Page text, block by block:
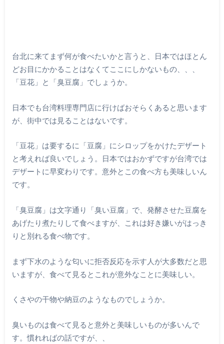
台北に来てまず何が食べたいかと言うと、日本ではほとん
どお目にかかることはなくてここにしかないもの、、、
「豆花」と「臭豆腐」でしょうか。
日本でも台湾料理専門店に行けばおそらくあると思います
が、街中では見ることはないです。
「豆花」は要するに「豆腐」にシロップをかけたデザート
と考えれば良いでしょう。日本ではおかずですが台湾では
デザートに早変わりです。意外とこの食べ方も美味しいん
です。
「臭豆腐」は文字通り「臭い豆腐」で、発酵させた豆腐を
あげたり煮たりして食べますが、これは好き嫌いがはっき
りと別れる食べ物です。
まず下水のような匂いに拒否反応を示す人が大多数だと思
いますが、食べて見るとこれが意外なことに美味しい。
くさやの干物や納豆のようなものでしょうか。
臭いものは食べて見ると意外と美味しいものが多いんで
す。慣れればの話ですが、、